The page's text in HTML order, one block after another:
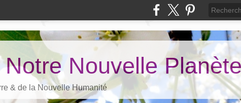
Nouvelle
& de la Nouvelle Humanité